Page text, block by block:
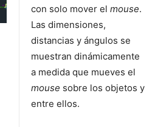
con solo mover el mouse.
Las dimensiones,
distancias y ángulos se
muestran dinámicamente
a medida que mueves el
mouse sobre los objetos y
entre ellos.